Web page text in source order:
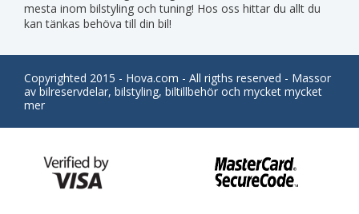
mesta inom bilstyling och tuning! Hos oss hittar du allt du
kan tänkas behöva till din bil!
Copyrighted 2015 - Hova.com - All rigths reserved - Massor
av bilreservdelar, bilstyling, biltillbehör och mycket mycket
mer